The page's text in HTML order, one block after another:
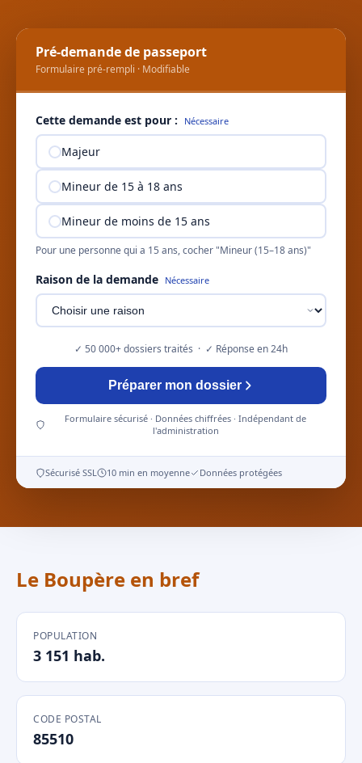
Pré-demande de passeport
Formulaire pré-rempli · Modifiable
Cette demande est pour : Nécessaire
Majeur
Mineur de 15 à 18 ans
Mineur de moins de 15 ans
Pour une personne qui a 15 ans, cocher "Mineur (15–18 ans)"
Raison de la demande Nécessaire
✓ 50 000+ dossiers traités · ✓ Réponse en 24h
Préparer mon dossier
Formulaire sécurisé · Données chiffrées · Indépendant de
l'administration
Sécurisé SSL 10 min en moyenne Données protégées
Le Boupère en bref
POPULATION
3 151 hab.
CODE POSTAL
85510